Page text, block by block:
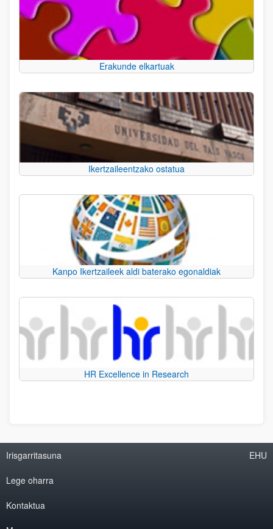
Erakunde elkartuak
Ikertzaileentzako ostatua
Kanpo Ikertzaileek aldi baterako egonaldiak
HR Excellence in Research
Irisgarritasuna
Lege oharra
Kontaktua
EHU